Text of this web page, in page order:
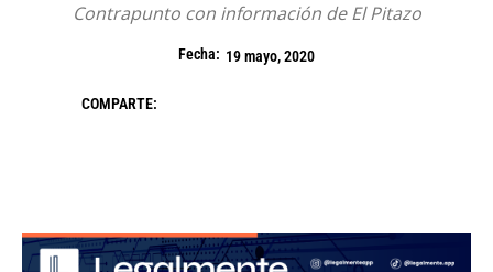
Contrapunto con información de El Pitazo
Fecha: 19 mayo, 2020
COMPARTE: